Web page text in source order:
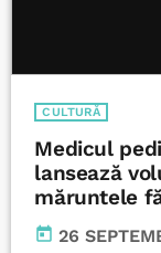
CULTURĂ
Medicul
lansează
măruntele
today 26